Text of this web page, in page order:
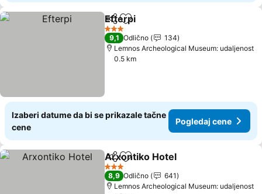
Deli Dodati u favorite
Efterpi
3 Zvezdice
9,1 Odlično
134
Lemnos Archeological Museum: udaljenost
0.5 km
Izaberi datume da bi se prikazale tačne
cene
Pogledaj cene
Deli Dodati u favorite
Arxontiko Hotel
3 Zvezdice
8,9 Odlično
641
Lemnos Archeological Museum: udaljenost